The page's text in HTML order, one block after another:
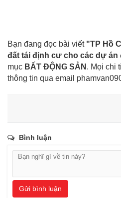
Bạn đang đọc bài viết "TP Hồ
đất tái định cư cho các dự
mục BẤT ĐỘNG SẢN . Mọi chi
thông tin qua email
Bình luận
Gửi bình luận